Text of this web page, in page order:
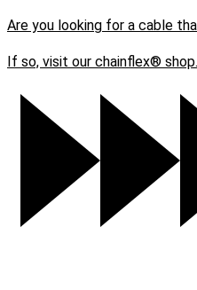
Are you looking for a cable
If so, visit our chainflex® shop.